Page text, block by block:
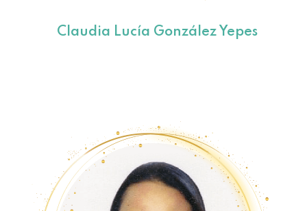
Claudia Lucía González Yepes